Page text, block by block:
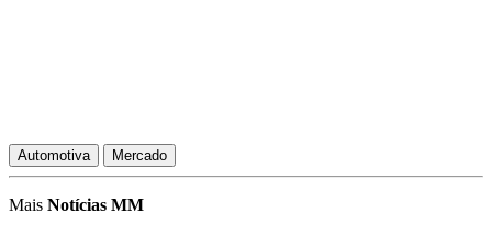
Automotiva Mercado
Mais Notícias MM